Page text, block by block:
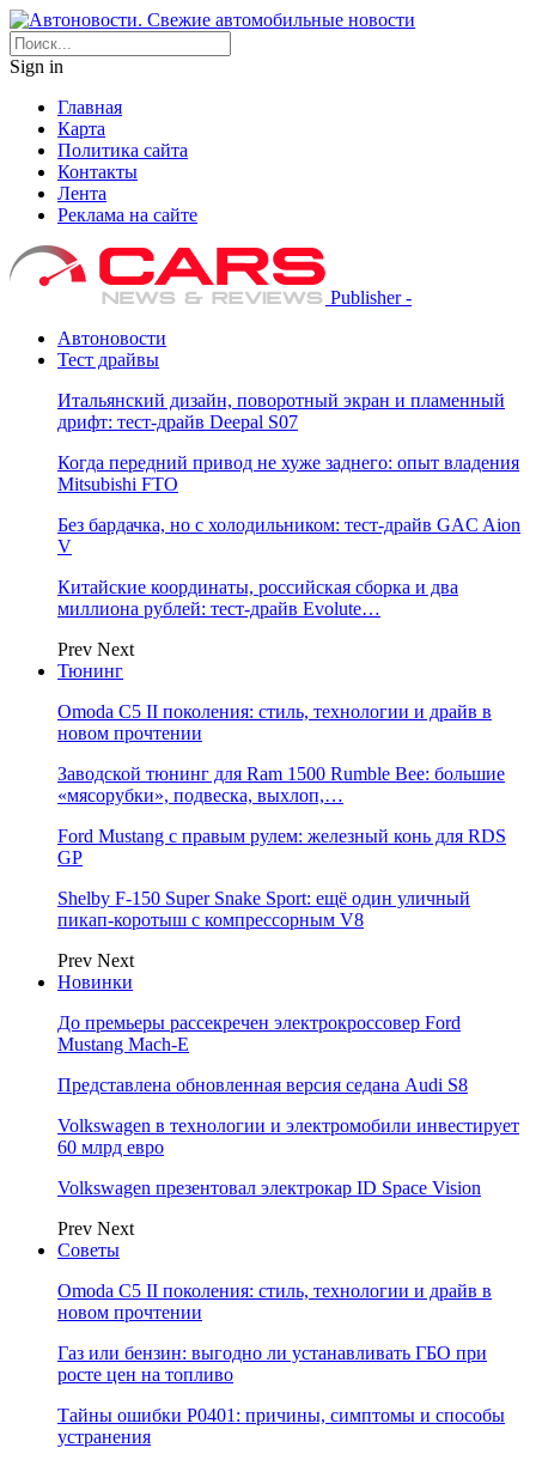
Sign in
Главная
Карта
Политика сайта
Контакты
Лента
Реклама на сайте
Publisher -
Автоновости
Тест драйвы
Итальянский дизайн, поворотный экран и пламенный
дрифт: тест-драйв Deepal S07
Когда передний привод не хуже заднего: опыт владения
Mitsubishi FTO
Без бардачка, но с холодильником: тест-драйв GAC Aion
V
Китайские координаты, российская сборка и два
миллиона рублей: тест-драйв Evolute…
Prev Next
Тюнинг
Omoda C5 II поколения: стиль, технологии и драйв в
новом прочтении
Заводской тюнинг для Ram 1500 Rumble Bee: большие
«мясорубки», подвеска, выхлоп,…
Ford Mustang с правым рулем: железный конь для RDS
GP
Shelby F-150 Super Snake Sport: ещё один уличный
пикап-коротыш с компрессорным V8
Prev Next
Новинки
До премьеры рассекречен электрокроссовер Ford
Mustang Mach-E
Представлена обновленная версия седана Audi S8
Volkswagen в технологии и электромобили инвестирует
60 млрд евро
Volkswagen презентовал электрокар ID Space Vision
Prev Next
Советы
Omoda C5 II поколения: стиль, технологии и драйв в
новом прочтении
Газ или бензин: выгодно ли устанавливать ГБО при
росте цен на топливо
Тайны ошибки P0401: причины, симптомы и способы
устранения